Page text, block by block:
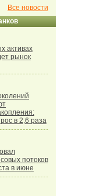
Все новости
активах
рынок
в 2,6 раза
потоков
в июне